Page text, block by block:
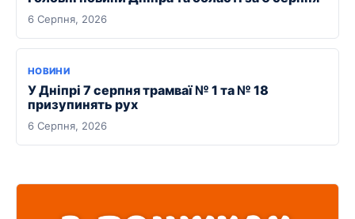
6 Серпня, 2026
НОВИНИ
У Дніпрі 7 серпня трамваї № 1 та № 18
призупинять рух
6 Серпня, 2026